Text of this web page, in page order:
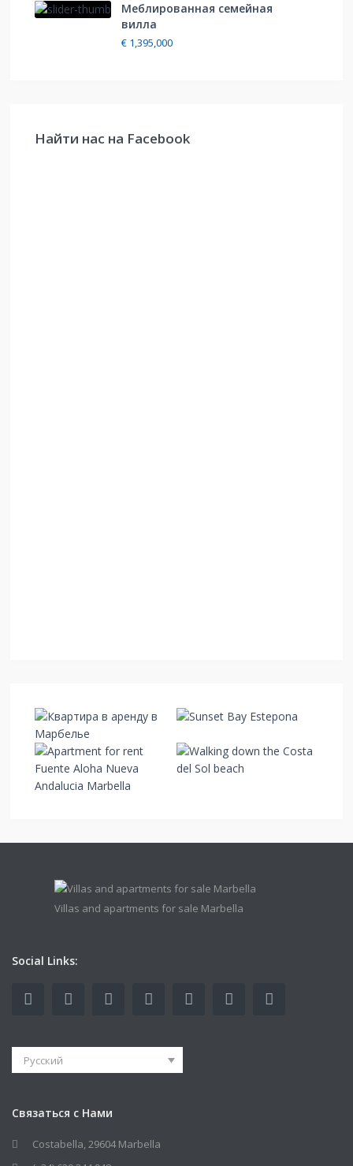
Меблированная cемейная
вилла
€ 1,395,000
Найти нас на Facebook
Villas and apartments for sale Marbella
Social Links:
Русский
Связаться с Нами
Costabella, 29604 Marbella